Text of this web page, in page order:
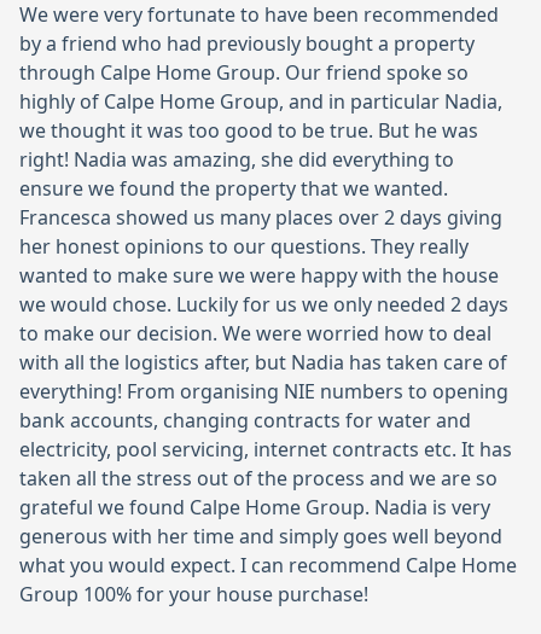
We were very fortunate to have been recommended
by a friend who had previously bought a property
through Calpe Home Group. Our friend spoke so
highly of Calpe Home Group, and in particular Nadia,
we thought it was too good to be true. But he was
right! Nadia was amazing, she did everything to
ensure we found the property that we wanted.
Francesca showed us many places over 2 days giving
her honest opinions to our questions. They really
wanted to make sure we were happy with the house
we would chose. Luckily for us we only needed 2 days
to make our decision. We were worried how to deal
with all the logistics after, but Nadia has taken care of
everything! From organising NIE numbers to opening
bank accounts, changing contracts for water and
electricity, pool servicing, internet contracts etc. It has
taken all the stress out of the process and we are so
grateful we found Calpe Home Group. Nadia is very
generous with her time and simply goes well beyond
what you would expect. I can recommend Calpe Home
Group 100% for your house purchase!